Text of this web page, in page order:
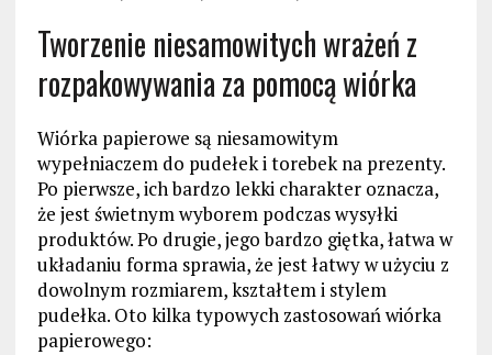
Tworzenie niesamowitych wrażeń z
rozpakowywania za pomocą wiórka
Wiórka papierowe są niesamowitym
wypełniaczem do pudełek i torebek na prezenty.
Po pierwsze, ich bardzo lekki charakter oznacza,
że jest świetnym wyborem podczas wysyłki
produktów. Po drugie, jego bardzo giętka, łatwa w
układaniu forma sprawia, że ​​jest łatwy w użyciu z
dowolnym rozmiarem, kształtem i stylem
pudełka. Oto kilka typowych zastosowań wiórka
papierowego: